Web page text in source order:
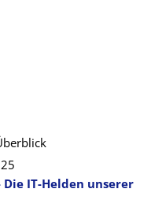
IT-Helden unserer